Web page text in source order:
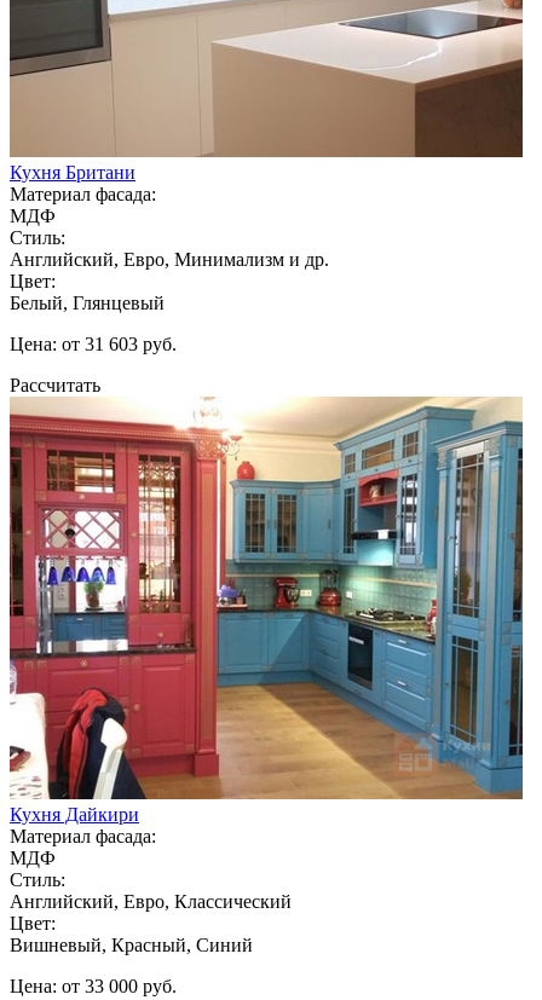
Кухня Британи
Материал фасада:
МДФ
Стиль:
Английский, Евро, Минимализм и др.
Цвет:
Белый, Глянцевый
Цена: от 31 603 руб.
Рассчитать
Кухня Дайкири
Материал фасада:
МДФ
Стиль:
Английский, Евро, Классический
Цвет:
Вишневый, Красный, Синий
Цена: от 33 000 руб.